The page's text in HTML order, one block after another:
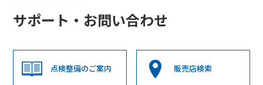
サポート・お問い合わせ
点検整備のご案内 販売店検索